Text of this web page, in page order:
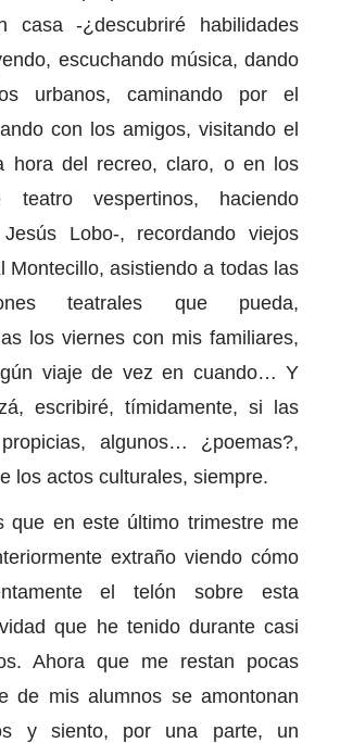
casa -¿descubriré habilidades
escuchando música, dando
urbanos, caminando por el
con los amigos, visitando el
hora del recreo, claro, o en los
teatro vespertinos, haciendo
Lobo-, recordando viejos
Montecillo, asistiendo a todas las
teatrales que pueda,
los viernes con mis familiares,
viaje de vez en cuando… Y
escribiré, tímidamente, si las
algunos… ¿poemas?,
los actos culturales, siempre.
que en este último trimestre me
extraño viendo cómo
el telón sobre esta
que he tenido durante casi
Ahora que me restan pocas
de mis alumnos se amontonan
y siento, por una parte, un